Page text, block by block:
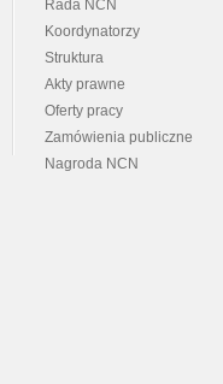
Rada NCN
Koordynatorzy
Struktura
Akty prawne
Oferty pracy
Zamówienia publiczne
Nagroda NCN